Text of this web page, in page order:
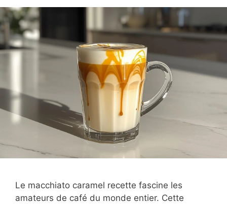
Le macchiato caramel recette fascine les
amateurs de café du monde entier. Cette